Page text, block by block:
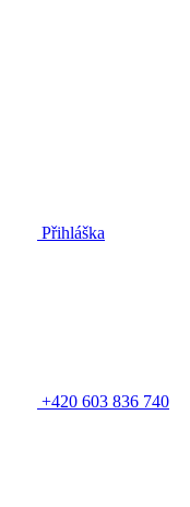
Přihláška
+420 603 836 740